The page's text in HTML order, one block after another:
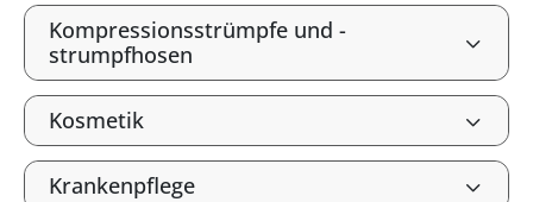
Kompressionsstrümpfe und -
strumpfhosen
Kosmetik
Krankenpflege